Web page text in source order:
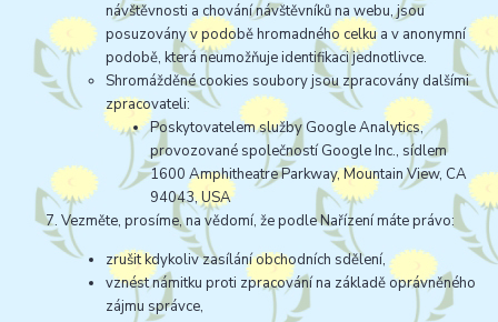
návštěvnosti a chování návštěvníků na webu, jsou
posuzovány v podobě hromadného celku a v anonymní
podobě, která neumožňuje identifikaci jednotlivce.
Shromážděné cookies soubory jsou zpracovány dalšími
zpracovateli:
Poskytovatelem služby Google Analytics,
provozované společností Google Inc., sídlem
1600 Amphitheatre Parkway, Mountain View, CA
94043, USA
Vezměte, prosíme, na vědomí, že podle Nařízení máte právo:
zrušit kdykoliv zasílání obchodních sdělení,
vznést námitku proti zpracování na základě oprávněného
zájmu správce,